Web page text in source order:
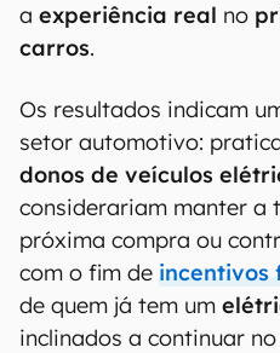
a experiência real no
carros.
Os resultados indicam
setor automotivo:
donos de veículos
considerariam manter a
próxima compra ou
com o fim de incentivos
de quem já tem um
inclinados a continuar